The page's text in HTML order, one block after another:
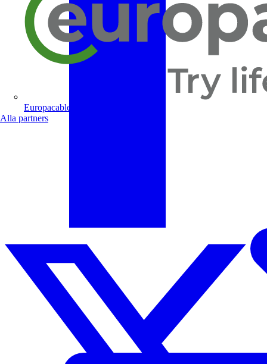
Europacable
Alla partners